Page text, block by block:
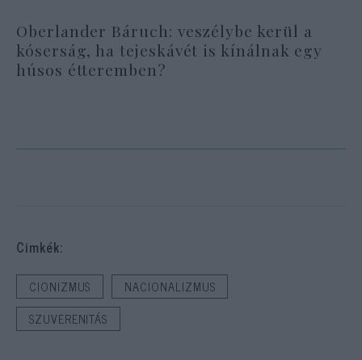
Oberlander Báruch: veszélybe kerül a
kóserság, ha tejeskávét is kínálnak egy
húsos étteremben?
Cimkék:
CIONIZMUS
NACIONALIZMUS
SZUVERENITÁS